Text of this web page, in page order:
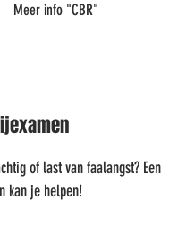
Meer info "CBR"
of last van faalangst? Een
kan je helpen!